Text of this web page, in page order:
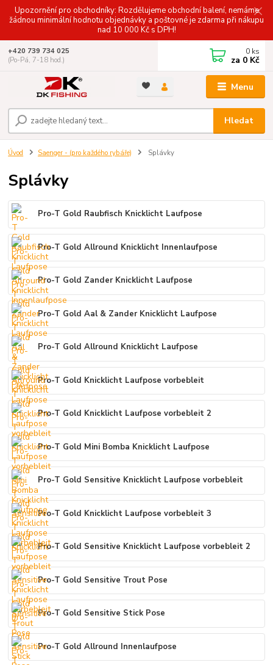
Upozornění pro obchodníky: Rozdělujeme obchodní balení, nemáme
žádnou minimální hodnotu objednávky a poštovné je zdarma při nákupu
nad 10 000 Kč s DPH!
Menu
Hledat
+420 739 734 025
(Po-Pá, 7-18 hod.)
0 ks
za 0 Kč
Úvod Saenger - (pro každého rybáře) Splávky
Splávky
Pro-T Gold Raubfisch Knicklicht Laufpose
Pro-T Gold Allround Knicklicht Innenlaufpose
Pro-T Gold Zander Knicklicht Laufpose
Pro-T Gold Aal & Zander Knicklicht Laufpose
Pro-T Gold Allround Knicklicht Laufpose
Pro-T Gold Knicklicht Laufpose vorbebleit
Pro-T Gold Knicklicht Laufpose vorbebleit 2
Pro-T Gold Mini Bomba Knicklicht Laufpose
Pro-T Gold Sensitive Knicklicht Laufpose vorbebleit
Pro-T Gold Knicklicht Laufpose vorbebleit 3
Pro-T Gold Sensitive Knicklicht Laufpose vorbebleit 2
Pro-T Gold Sensitive Trout Pose
Pro-T Gold Sensitive Stick Pose
Pro-T Gold Allround Innenlaufpose